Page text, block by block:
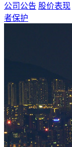
公司公告 股价表现
者保护